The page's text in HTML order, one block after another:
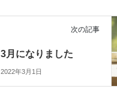
次の記事
3月になりました
2022年3月1日